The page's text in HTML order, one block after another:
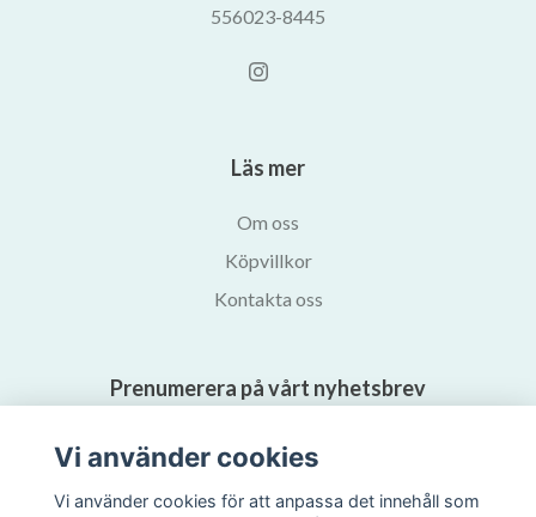
556023-8445
Läs mer
Om oss
Köpvillkor
Kontakta oss
Prenumerera på vårt nyhetsbrev
Vi använder cookies
Vi använder cookies för att anpassa det innehåll som